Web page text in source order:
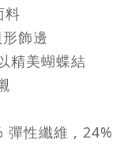
料
飾邊
精美蝴蝶結
彈性纖維 , 24%